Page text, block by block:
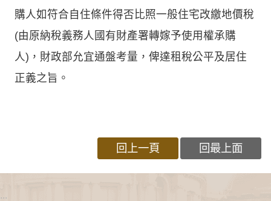
購人如符合自住條件得否比照一般住宅改繳地價稅
(由原納稅義務人國有財產署轉嫁予使用權承購
人)，財政部允宜通盤考量，俾達租稅公平及居住
正義之旨。
回上一頁 回最上面